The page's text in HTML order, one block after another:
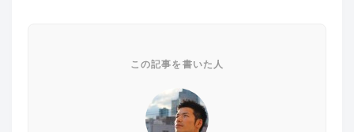
この記事を書いた人